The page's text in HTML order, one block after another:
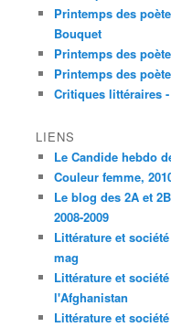
Printemps des
Bouquet
Printemps des
Printemps des
Critiques littéraires -
LIENS
Le Candide hebdo
Couleur femme,
Le blog des 2A et
2008-2009
Littérature et
mag
Littérature et
l'Afghanistan
Littérature et